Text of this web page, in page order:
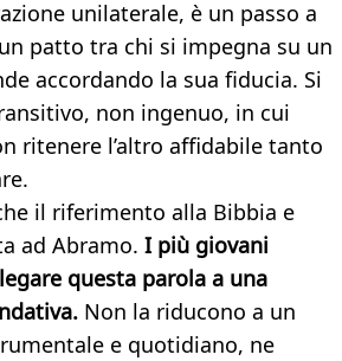
unilaterale, è un passo a
patto tra chi si impegna su un
accordando la sua fiducia. Si
non ingenuo, in cui
ritenere l’altro affidabile tanto
il riferimento alla Bibbia e
ad Abramo. I più giovani
questa parola a una
Non la riducono a un
e quotidiano, ne